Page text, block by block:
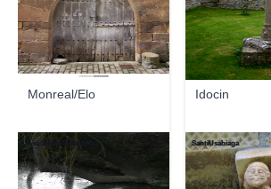
Monreal/Elo Idocin
Jose Javier Goikoetxea SantiUsabiaga